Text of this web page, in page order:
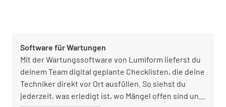
Software für Wartungen
Mit der Wartungssoftware von Lumiform lieferst du
deinem Team digital geplante Checklisten, die deine
Techniker direkt vor Ort ausfüllen. So siehst du
jederzeit, was erledigt ist, wo Mängel offen sind und